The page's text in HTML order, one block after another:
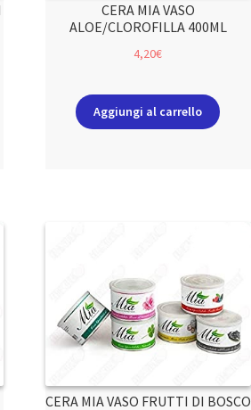
CERA MIA VASO
ALOE/CLOROFILLA 400ML
4,20€
Aggiungi al carrello
CERA MIA VASO FRUTTI DI BOSCO